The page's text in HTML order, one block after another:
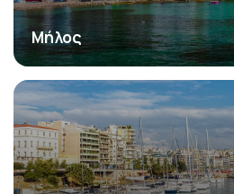
Μήλος